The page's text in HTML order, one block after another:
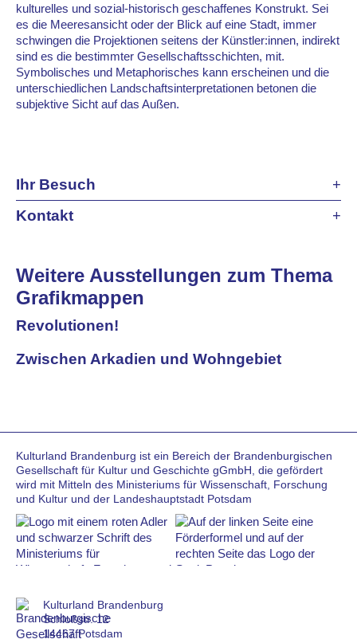
kulturelles und sozial-historisch geschaffenes Konstrukt. Sei
es die Meeresansicht oder der Blick auf eine Stadt, immer
schwingen die Projektionen seitens der Künstler:innen, indirekt
sind es die bestimmter Gesellschaftsschichten, mit.
Symbolisches und Metaphorisches kann erscheinen und die
unterschiedlichen Landschaftsinterpretationen betonen die
subjektive Sicht auf das Außen.
Ihr Besuch
Kontakt
Weitere Ausstellungen zum Thema
Grafikmappen
Revolutionen!
Zwischen Arkadien und Wohngebiet
Kulturland Brandenburg ist ein Bereich der Brandenburgischen
Gesellschaft für Kultur und Geschichte gGmbH, die gefördert
wird mit Mitteln des Ministeriums für Wissenschaft, Forschung
und Kultur und der Landeshauptstadt Potsdam
Kulturland Brandenburg
Schloßstr. 12
14467 Potsdam